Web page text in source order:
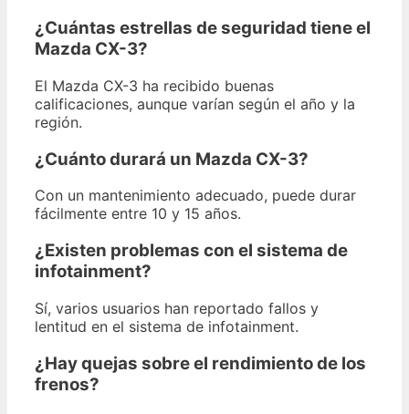
¿Cuántas estrellas de seguridad tiene el
Mazda CX-3?
El Mazda CX-3 ha recibido buenas
calificaciones, aunque varían según el año y la
región.
¿Cuánto durará un Mazda CX-3?
Con un mantenimiento adecuado, puede durar
fácilmente entre 10 y 15 años.
¿Existen problemas con el sistema de
infotainment?
Sí, varios usuarios han reportado fallos y
lentitud en el sistema de infotainment.
¿Hay quejas sobre el rendimiento de los
frenos?